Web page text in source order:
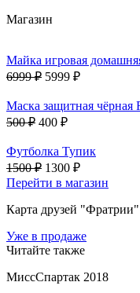
Магазин
Майка игровая
6999 ₽ 5999 ₽
Маска защитная чёрная
500 ₽ 400 ₽
Футболка Тупик
1500 ₽ 1300 ₽
Перейти в магазин
Карта друзей "Фратрии"
Уже в продаже
Читайте также
МиссСпартак 2018